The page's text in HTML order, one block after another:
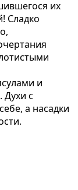
их
Сладко
и
с
а насадки